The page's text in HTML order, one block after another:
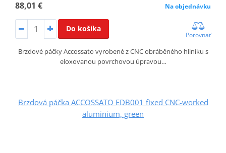
88,01 € Na objednávku
Do košíka
Porovnať
Brzdové páčky Accossato vyrobené z CNC obráběného hliníku s
eloxovanou povrchovou úpravou…
Brzdová páčka ACCOSSATO EDB001 fixed CNC-worked
aluminium, green